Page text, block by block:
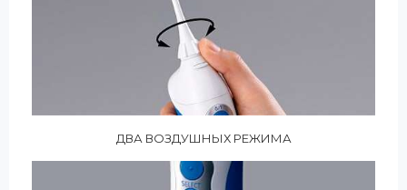
ДВА ВОЗДУШНЫХ РЕЖИМА